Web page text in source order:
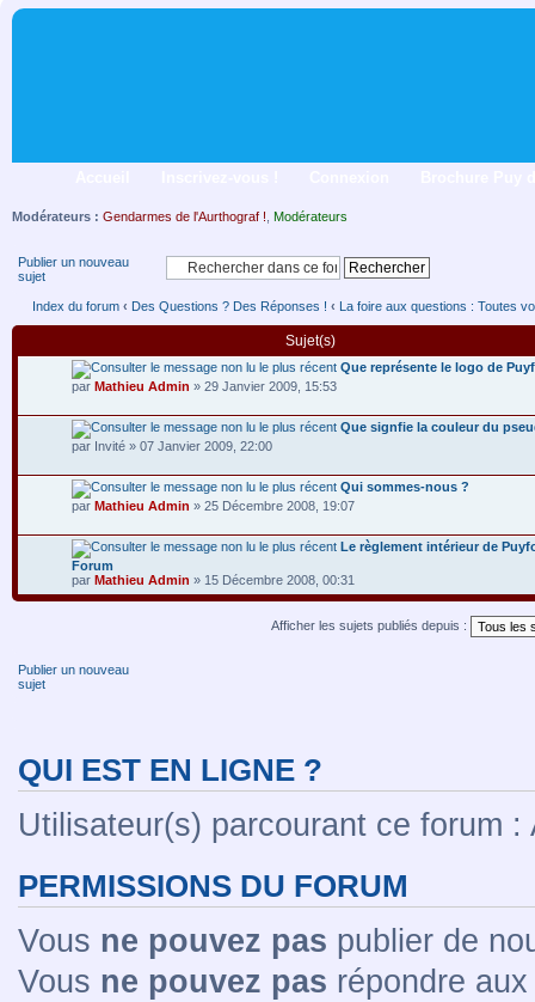
Modérateurs : Gendarmes de l'Aurthograf ! Modérateurs
Publier un nouveau
sujet
Index du forum ‹ Des Questions ? Des Réponses ! ‹ La foire aux questions : Toutes
Sujet(s)
Que représente le logo de
par Mathieu Admin » 29 Janvier 2009, 15:53
Que signfie la couleur du
par Invité » 07 Janvier 2009, 22:00
Qui sommes-nous ?
par Mathieu Admin » 25 Décembre 2008, 19:07
Le règlement intérieur de
Forum
par Mathieu Admin » 15 Décembre 2008, 00:31
Afficher les sujets publiés depuis :
Publier un nouveau
sujet
QUI EST EN LIGNE ?
Utilisateur(s) parcourant ce forum
PERMISSIONS DU FORUM
Vous ne pouvez pas publier de
Vous ne pouvez pas répondre